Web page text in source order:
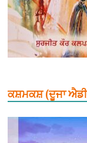
ਕਸ਼ਮਕਸ਼ (ਦੂਜਾ